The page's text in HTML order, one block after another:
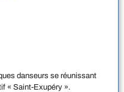
danseurs se réunissant
« Saint-Exupéry ».